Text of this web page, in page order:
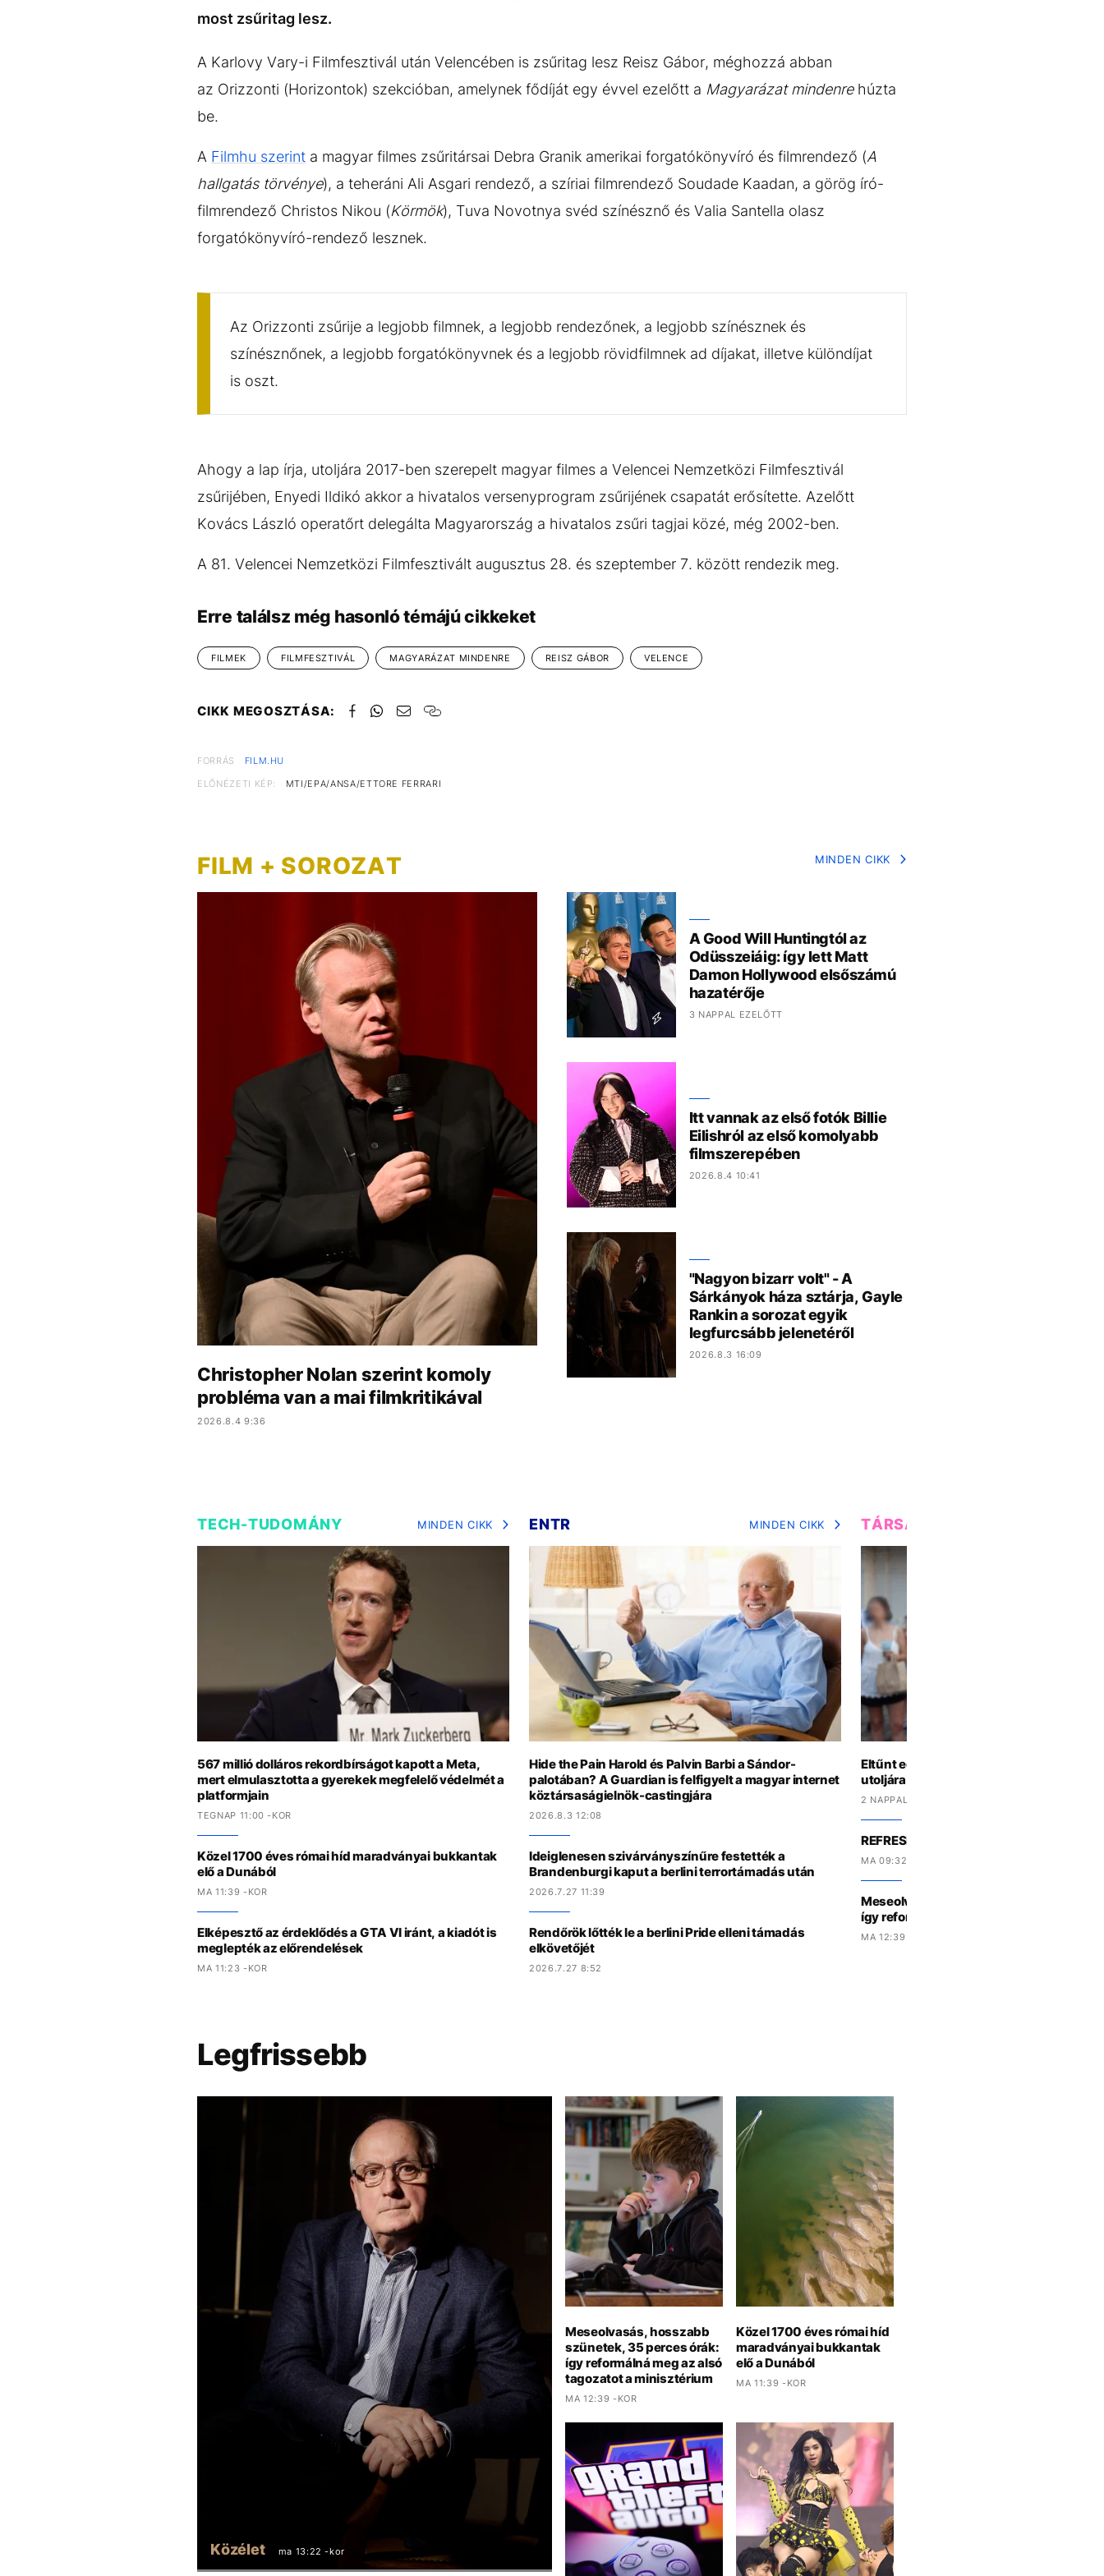
Impresszum
most zsűritag lesz.
A Karlovy Vary-i Filmfesztivál után Velencében is zsűritag lesz Reisz Gábor, méghozzá abban
az Orizzonti (Horizontok) szekcióban, amelynek fődíját egy évvel ezelőtt a Magyarázat mindenrehúzta
be.
A Filmhu szerint a magyar filmes zsűritársai Debra Granik amerikai forgatókönyvíró és filmrendező (A
hallgatás törvénye), a teheráni Ali Asgari rendező, a szíriai filmrendező Soudade Kaadan, a görög író-
filmrendező Christos Nikou (Körmök), Tuva Novotnya svéd színésznő és Valia Santella olasz
forgatókönyvíró-rendező lesznek.
Az Orizzonti zsűrije a legjobb filmnek, a legjobb rendezőnek, a legjobb színésznek és
színésznőnek, a legjobb forgatókönyvnek és a legjobb rövidfilmnek ad díjakat, illetve különdíjat
is oszt.
Ahogy a lap írja, utoljára 2017-ben szerepelt magyar filmes a Velencei Nemzetközi Filmfesztivál
zsűrijében, Enyedi Ildikó akkor a hivatalos versenyprogram zsűrijének csapatát erősítette. Azelőtt
Kovács László operatőrt delegálta Magyarország a hivatalos zsűri tagjai közé, még 2002-ben.
A 81. Velencei Nemzetközi Filmfesztivált augusztus 28. és szeptember 7. között rendezik meg.
Erre találsz még hasonló témájú cikkeket
FILMEK FILMFESZTIVÁL MAGYARÁZAT MINDENRE REISZ GÁBOR VELENCE
CIKK MEGOSZTÁSA:
FORRÁS
FILM.HU
ELŐNÉZETI KÉP:
MTI/EPA/ANSA/ETTORE FERRARI
FILM + SOROZAT MINDEN CIKK
Christopher Nolan szerint komoly
probléma van a mai filmkritikával
2026.8.4 9:36
A Good Will Huntingtól az
Odüsszeiáig: így lett Matt
Damon Hollywood elsőszámú
hazatérője
3 NAPPAL EZELŐTT
Itt vannak az első fotók Billie
Eilishról az első komolyabb
filmszerepében
2026.8.4 10:41
"Nagyon bizarr volt" - A
Sárkányok háza sztárja, Gayle
Rankin a sorozat egyik
legfurcsább jelenetéről
2026.8.3 16:09
TECH-TUDOMÁNY MINDEN CIKK
567 millió dolláros rekordbírságot kapott a Meta,
mert elmulasztotta a gyerekek megfelelő védelmét a
platformjain
TEGNAP 11:00 -KOR
Közel 1700 éves római híd maradványai bukkantak
elő a Dunából
MA 11:39 -KOR
Elképesztő az érdeklődés a GTA VI iránt, a kiadót is
meglepték az előrendelések
MA 11:23 -KOR
ENTR MINDEN CIKK
Hide the Pain Harold és Palvin Barbi a Sándor-
palotában? A Guardian is felfigyelt a magyar internet
köztársaságielnök-castingjára
2026.8.3 12:08
Ideiglenesen szivárványszínűre festették a
Brandenburgi kaput a berlini terrortámadás után
2026.7.27 11:39
Rendőrök lőtték le a berlini Pride elleni támadás
elkövetőjét
2026.7.27 8:52
TÁRSADALOM
Eltűnt egy 21 éves fiatal, az Ozora
utoljára
2 NAPPAL EZELŐTT
REFRESHER-KVÍZ: te mennyit tudsz a
MA 09:32 -KOR
Meseolvasás, hosszabb szünetek, 35
így reformálná meg az alsó tagozatot a
MA 12:39 -KOR
Legfrissebb
Közélet ma 13:22 -kor
Meseolvasás, hosszabb
szünetek, 35 perces órák:
így reformálná meg az alsó
tagozatot a minisztérium
MA 12:39 -KOR
Közel 1700 éves római híd
maradványai bukkantak
elő a Dunából
MA 11:39 -KOR